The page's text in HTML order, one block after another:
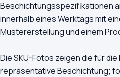
Beschichtungsspezifikationen
innerhalb eines Werktags mit
Mustererstellung und einem
Die SKU-Fotos zeigen die für
repräsentative Beschichtung;